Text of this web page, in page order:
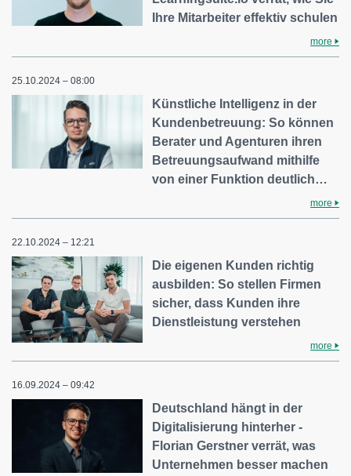
Ihre Mitarbeiter effektiv schulen
more
25.10.2024 – 08:00
Künstliche Intelligenz in der
Kundenbetreuung: So können
Berater und Agenturen ihren
Betreuungsaufwand mithilfe
von einer Funktion deutlich…
more
22.10.2024 – 12:21
Die eigenen Kunden richtig
ausbilden: So stellen Firmen
sicher, dass Kunden ihre
Dienstleistung verstehen
more
16.09.2024 – 09:42
Deutschland hängt in der
Digitalisierung hinterher -
Florian Gerstner verrät, was
Unternehmen besser machen